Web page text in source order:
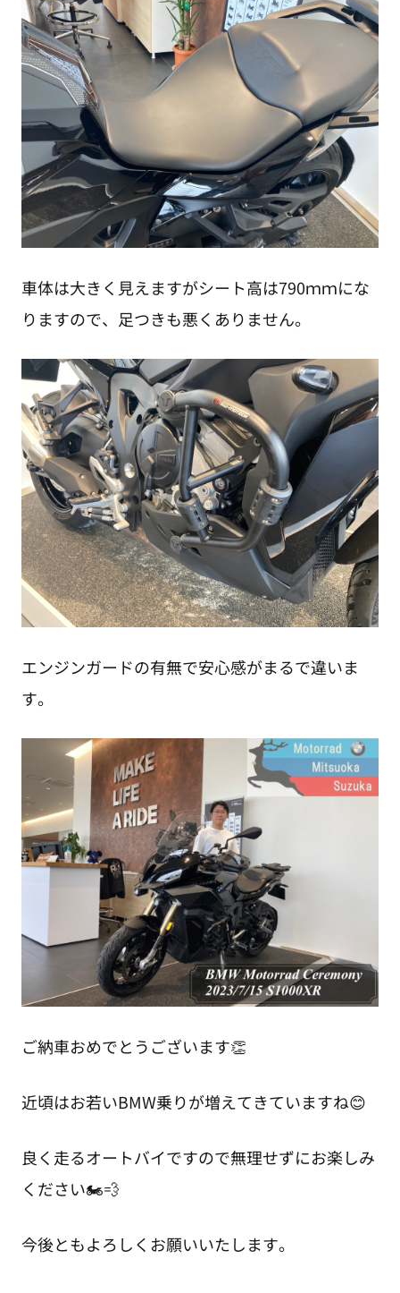
車体は大きく見えますがシート高は790ｍｍにな
りますので、足つきも悪くありません。
エンジンガードの有無で安心感がまるで違いま
す。
ご納車おめでとうございます👏
近頃はお若いBMW乗りが増えてきていますね😊
良く走るオートバイですので無理せずにお楽しみ
ください🏍💨
今後ともよろしくお願いいたします。